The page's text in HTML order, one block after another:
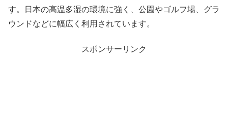
す。日本の高温多湿の環境に強く、公園やゴルフ場、グラ
ウンドなどに幅広く利用されています。
スポンサーリンク